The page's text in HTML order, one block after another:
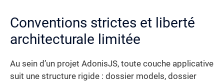
Conventions strictes et liberté
architecturale limitée
Au sein d’un projet AdonisJS, toute couche applicative
suit une structure rigide : dossier models, dossier